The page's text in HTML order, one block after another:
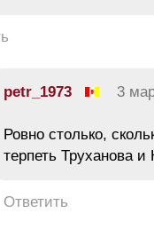
petr_1973 3
Ровно столько,
терпеть Труханова и
Ответить